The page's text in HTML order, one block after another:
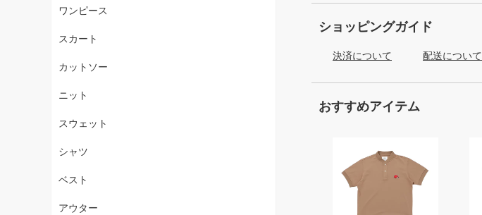
ショッピングガイド
決済について 配送について
おすすめアイテム
ワンピース
スカート
カットソー
ニット
スウェット
シャツ
ベスト
アウター